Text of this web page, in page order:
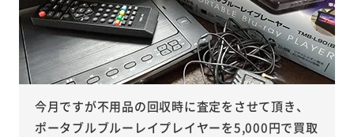
今月ですが不用品の回収時に査定をさせて頂き、
ポータブルブルーレイプレイヤーを5,000円で買取